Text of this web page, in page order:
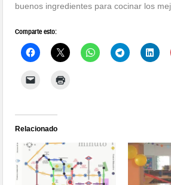
buenos ingredientes para cocinar los
Comparte esto:
Relacionado